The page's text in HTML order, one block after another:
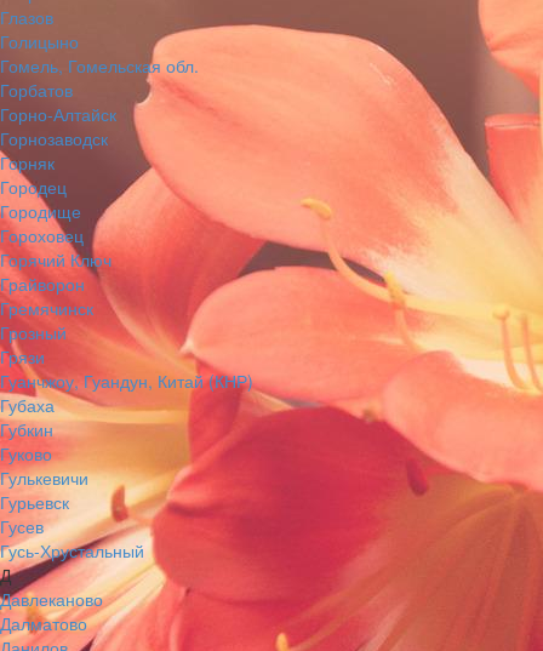
Глазов
Голицыно
Гомель, Гомельская обл.
Горбатов
Горно-Алтайск
Горнозаводск
Горняк
Городец
Городище
Гороховец
Горячий Ключ
Грайворон
Гремячинск
Грозный
Грязи
Гуанчжоу, Гуандун, Китай (КНР)
Губаха
Губкин
Гуково
Гулькевичи
Гурьевск
Гусев
Гусь-Хрустальный
Д
Давлеканово
Далматово